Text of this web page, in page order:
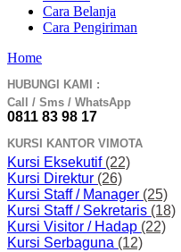
Cara Belanja
Cara Pengiriman
Home
HUBUNGI KAMI :
Call / Sms / WhatsApp
0811 83 98 17
KURSI KANTOR VIMOTA
Kursi Eksekutif (22)
Kursi Direktur (26)
Kursi Staff / Manager (25)
Kursi Staff / Sekretaris (18)
Kursi Visitor / Hadap (22)
Kursi Serbaguna (12)